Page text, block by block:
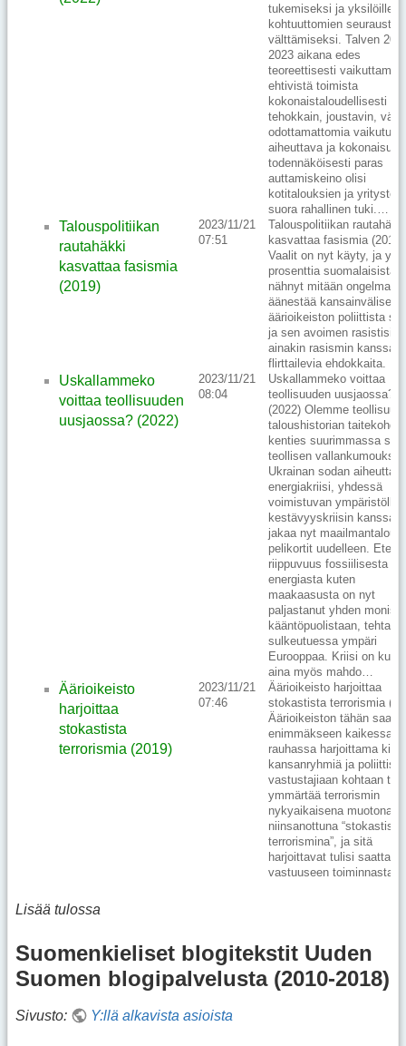
tukemiseksi ja yksilöille
kohtuuttomien seurausten
välttämiseksi. Talven
2023 aikana edes
teoreettisesti
ehtivistä toimista
kokonaistaloudellisesti
tehokkain, joustavin,
odottamattomia
aiheuttava ja
todennäköisesti paras
auttamiskeino olisi
kotitalouksien ja yritysten
suora rahallinen tuki.…
Talouspolitiikan
rautahäkki
kasvattaa fasismia
(2019)
2023/11/21
07:51
Talouspolitiikan rautahäkki
kasvattaa fasismia (2019)
Vaalit on nyt käyty, ja yli
prosenttia suomalaisista
nähnyt mitään ongelmaa
äänestää kansainvälisen
äärioikeiston poliittista
ja sen avoimen rasistisia
ainakin rasismin kanssa
flirttailevia ehdokkaita.
Uskallammeko
voittaa teollisuuden
uusjaossa? (2022)
2023/11/21
08:04
Uskallammeko voittaa
teollisuuden uusjaossa?
(2022) Olemme
taloushistorian
kenties suurimmassa
teollisen
Ukrainan sodan
energiakriisi, yhdessä
voimistuvan
kestävyyskriisin kanssa,
jakaa nyt
pelikortit uudelleen.
riippuvuus fossiilisesta
energiasta kuten
maakaasusta on nyt
paljastanut yhden monista
kääntöpuolistaan,
sulkeutuessa ympäri
Eurooppaa. Kriisi on
aina myös mahdo…
Äärioikeisto
harjoittaa
stokastista
terrorismia (2019)
2023/11/21
07:46
Äärioikeisto harjoittaa
stokastista terrorismia
Äärioikeiston tähän
enimmäkseen kaikessa
rauhassa harjoittama
kansanryhmiä ja poliittisia
vastustajiaan kohtaan
ymmärtää terrorismin
nykyaikaisena muotona,
niinsanottuna
terrorismina”, ja sitä
harjoittavat tulisi saattaa
vastuuseen
Lisää tulossa
Suomenkieliset blogitekstit Uuden
Suomen blogipalvelusta (2010-2018)
Sivusto: Y:llä alkavista asioista